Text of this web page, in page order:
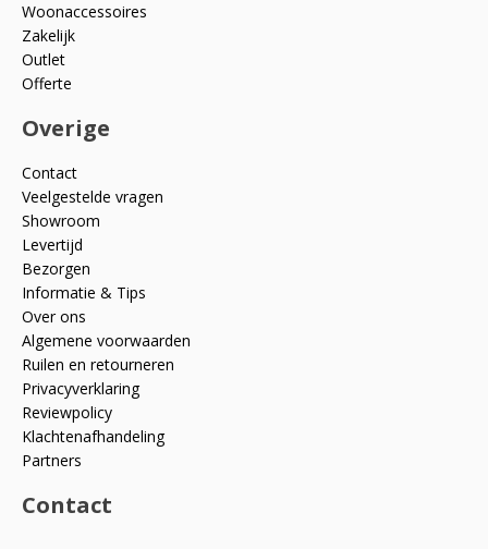
Woonaccessoires
Zakelijk
Outlet
Offerte
Overige
Contact
Veelgestelde vragen
Showroom
Levertijd
Bezorgen
Informatie & Tips
Over ons
Algemene voorwaarden
Ruilen en retourneren
Privacyverklaring
Reviewpolicy
Klachtenafhandeling
Partners
Contact